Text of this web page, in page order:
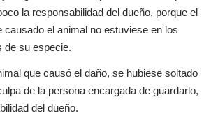
la responsabilidad del dueño, porque el
causado el animal no estuviese en los
de su especie.
que causó el daño, se hubiese soltado
de la persona encargada de guardarlo,
del dueño.